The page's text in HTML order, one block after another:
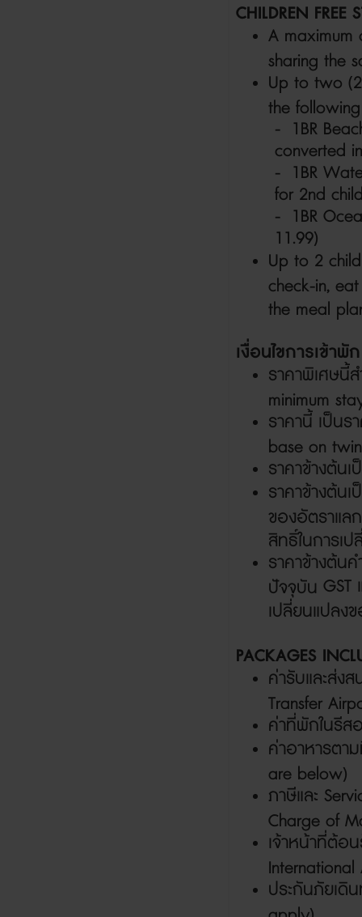
CHILDREN FREE
A maximum
sharing the
Up to two
the
- 1BR
converted
- 1BR
for 2nd
- 1BR
11.99)
Up to 2
check-in,
the meal
เงื่อนไขการเข้าพั
ราคาพิเศษนี้
minimum
ราคานี้ เป็นร
base on
ราคาข้างต้น
ราคาข้างต้น
ของอัตราแล
สิทธิ์ในการเ
ราคาข้างต้น
ปัจจุบัน GST
เปลี่ยนแปลง
PACKAGES
ค่ารับและส่งส
Transfer
ค่าที่พักในรีส
ค่าอาหารตา
are below)
ภาษีและ
Charge of
เจ้าหน้าที่ต้อ
International
ประกันภัยเดิ